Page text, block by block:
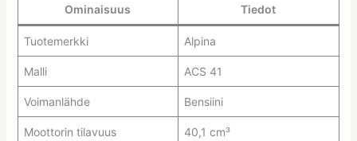
Ominaisuus Tiedot
Tuotemerkki Alpina
Malli ACS 41
Voimanlähde Bensiini
Moottorin tilavuus 40,1 cm³